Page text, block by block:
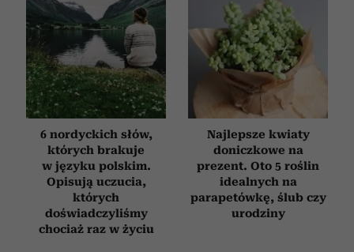
6 nordyckich słów,
których brakuje
w języku polskim.
Opisują uczucia,
których
doświadczyliśmy
chociaż raz w życiu
Najlepsze kwiaty
doniczkowe na
prezent. Oto 5 roślin
idealnych na
parapetówkę, ślub czy
urodziny